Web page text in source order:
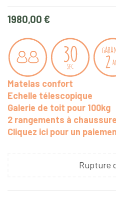
1980,00 €
Matelas confort
Echelle télescopique
Galerie de toit pour 100kg
2 rangements à
Cliquez ici pour un
Rupture